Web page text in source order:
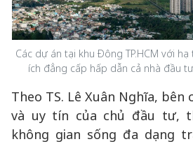
Các dự án tại khu Đông TP.HCM với
ích đẳng cấp hấp dẫn cả nhà đầu
Theo TS. Lê Xuân Nghĩa, bên
và uy tín của chủ đầu tư,
không gian sống đa dạng